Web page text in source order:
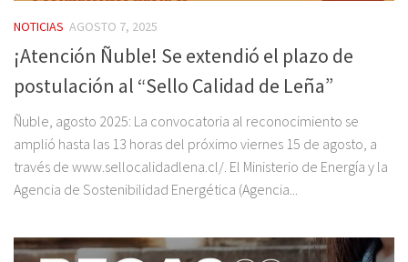
NOTICIAS AGOSTO 7, 2025
¡Atención Ñuble! Se extendió el plazo de
postulación al “Sello Calidad de Leña”
Ñuble, agosto 2025: La convocatoria al reconocimiento se
amplió hasta las 13 horas del próximo viernes 15 de agosto, a
través de www.sellocalidadlena.cl/. El Ministerio de Energía y la
Agencia de Sostenibilidad Energética (Agencia...